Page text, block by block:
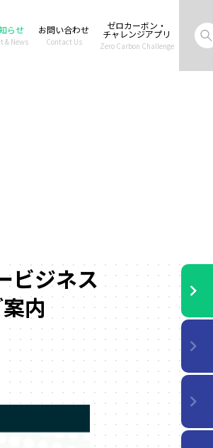
らせ
& News
お問い合わせ
Contact Us
ゼロカーボン・
チャレンジアプリ
Zero Carbon Challenge
ビジネス
内